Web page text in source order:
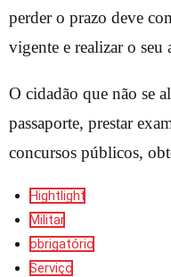
perder o prazo deve
vigente e realizar o seu
O cidadão que não se
passaporte, prestar
concursos públicos,
Hightlight
Militar
obrigatório
Serviço